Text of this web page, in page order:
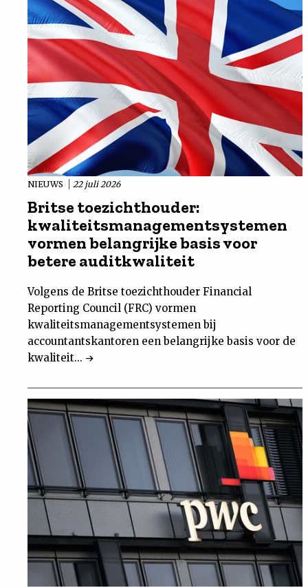
NIEUWS 22 juli 2026
Britse toezichthouder:
kwaliteitsmanagementsystemen
vormen belangrijke basis voor
betere auditkwaliteit
Volgens de Britse toezichthouder Financial
Reporting Council (FRC) vormen
kwaliteitsmanagementsystemen bij
accountantskantoren een belangrijke basis voor de
kwaliteit...